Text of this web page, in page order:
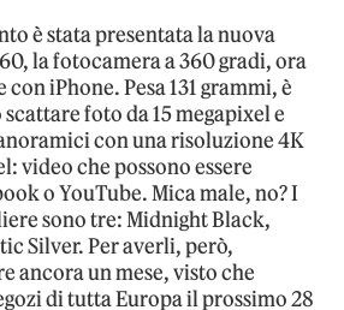
è stata presentata la nuova
la fotocamera a 360 gradi, ora
iPhone. Pesa 131 grammi, è
foto da 15 megapixel e
con una risoluzione 4K
video che possono essere
o YouTube. Mica male, no? I
sono tre: Midnight Black,
Silver. Per averli, però,
ancora un mese, visto che
di tutta Europa il prossimo 28